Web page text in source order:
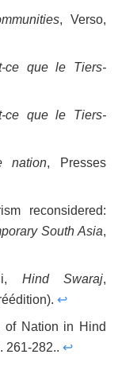
, Verso,
ce que le Tiers-
ce que le Tiers-
nation, Presses
recon­sidered:
South Asia,
Hind Swaraj,
↩
of Nation in Hind
261-282.. ↩